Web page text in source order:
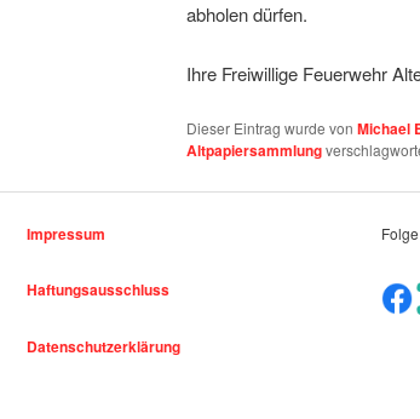
abholen dürfen.
Ihre Freiwillige Feuerwehr
Dieser Eintrag wurde von Michael
Altpapiersammlung
Impressum
Haftungsausschluss
Datenschutzerklärung